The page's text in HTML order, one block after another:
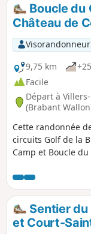
Boucle du
Château de
Visorandonneur
9,75 km
Facile
Départ à
(Brabant
Cette randonnée
circuits Golf de la
Camp et Boucle
autour de Marbais
village. Sentiers,
revêtus à la
dans le Golf de la
Château de
Sentier
et Court-